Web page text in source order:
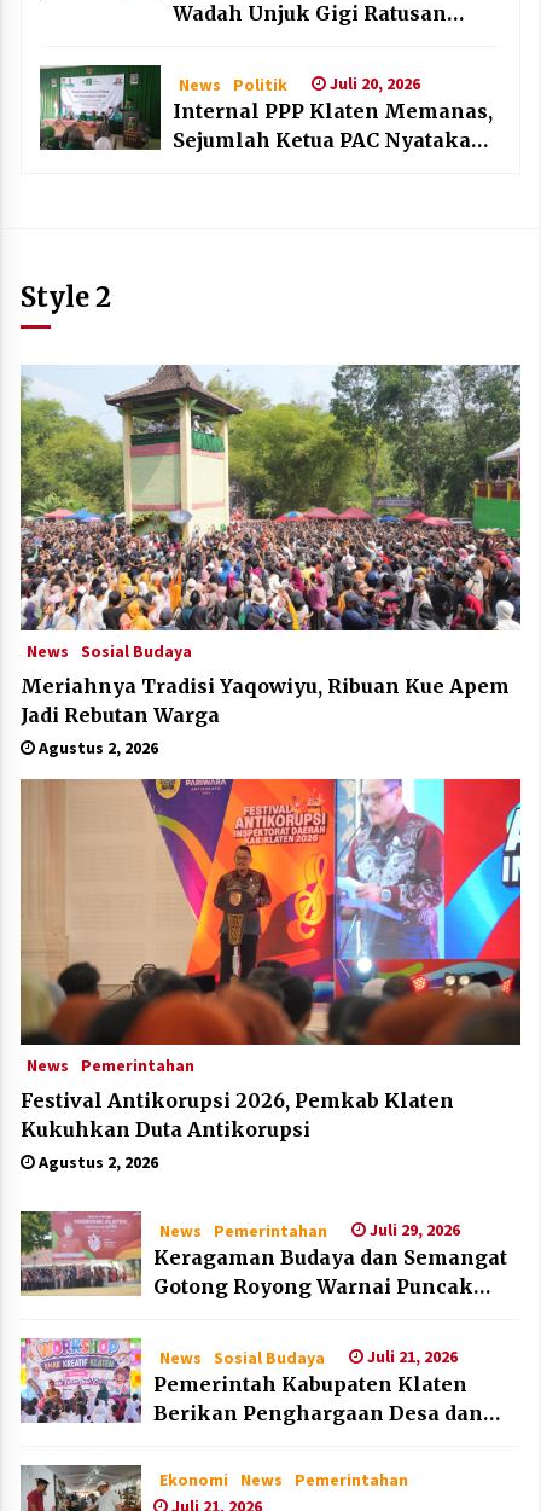
Wadah Unjuk Gigi Ratusan
News Politik Juli 20, 2026
Internal PPP Klaten Memanas,
Sejumlah Ketua PAC Nyatakan
Style 2
News Sosial Budaya
Meriahnya Tradisi Yaqowiyu, Ribuan Kue Apem
Jadi Rebutan Warga
Agustus 2, 2026
News Pemerintahan
Festival Antikorupsi 2026, Pemkab Klaten
Kukuhkan Duta Antikorupsi
Agustus 2, 2026
News Pemerintahan Juli 29, 2026
Keragaman Budaya dan Semangat
Gotong Royong Warnai Puncak
News Sosial Budaya Juli 21, 2026
Pemerintah Kabupaten Klaten
Berikan Penghargaan Desa dan
2026
Ekonomi News
Pemerintahan
Juli 21, 2026